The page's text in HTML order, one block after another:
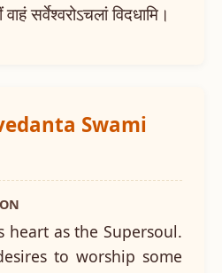
सर्वेश्वरोऽचलां विदधामि।
Swami
heart as the Supersoul.
to worship some